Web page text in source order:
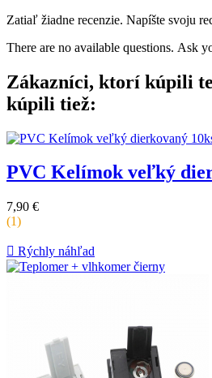
Zatiaľ žiadne recenzie. Napíšte svoju
There are no available questions. Ask
Zákazníci, ktorí kúpili
kúpili tiež:
PVC Kelímok veľký
Cena
za
7,90 €
(1)
 Rýchly náhľad